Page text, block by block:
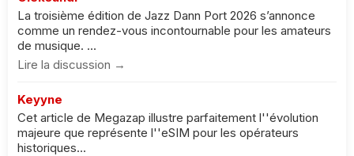
La troisième édition de Jazz Dann Port 2026 s’annonce
comme un rendez-vous incontournable pour les amateurs
de musique. ...
Lire la discussion →
Keyyne
Cet article de Megazap illustre parfaitement l''évolution
majeure que représente l''eSIM pour les opérateurs
historiques...